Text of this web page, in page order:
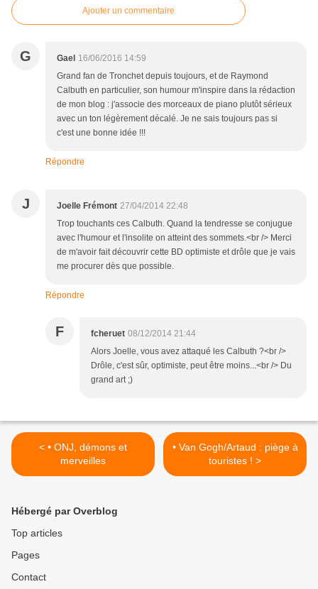
Ajouter un commentaire
G Gael 16/06/2016 14:59
Grand fan de Tronchet depuis toujours, et de Raymond
Calbuth en particulier, son humour m'inspire dans la rédaction
de mon blog : j'associe des morceaux de piano plutôt sérieux
avec un ton légèrement décalé. Je ne sais toujours pas si
c'est une bonne idée !!!
Répondre
J Joelle Frémont 27/04/2014 22:48
Trop touchants ces Calbuth. Quand la tendresse se conjugue
avec l'humour et l'insolite on atteint des sommets.<br /> Merci
de m'avoir fait découvrir cette BD optimiste et drôle que je vais
me procurer dès que possible.
Répondre
F fcheruet 08/12/2014 21:44
Alors Joelle, vous avez attaqué les Calbuth ?<br />
Drôle, c'est sûr, optimiste, peut être moins...<br /> Du
grand art ;)
< • ONJ, démons et
merveilles
• Van Gogh/Artaud : piège à
touristes ! >
Hébergé par Overblog
Top articles
Pages
Contact